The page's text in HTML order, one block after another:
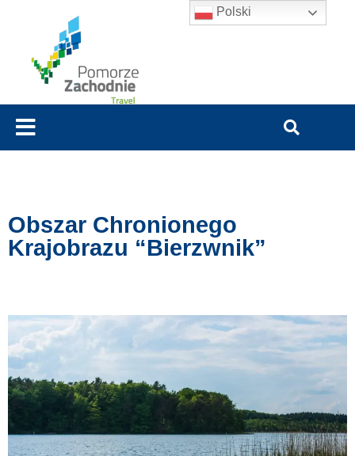
Obszar Chronionego
Krajobrazu “Bierzwnik”
Polski